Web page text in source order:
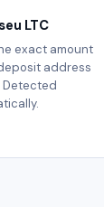
LTC
exact amount
address
Detected